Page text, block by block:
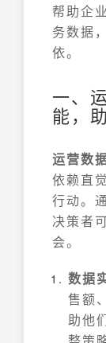
帮助企
务数据
依。
一、
能，
运营数
依赖直
行动。
决策者
会。
数据
售额
助他